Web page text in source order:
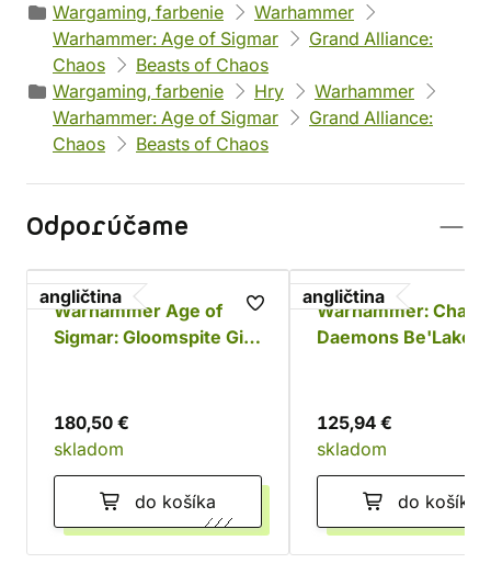
Wargaming, farbenie
Warhammer
Warhammer: Age of Sigmar
Grand Alliance:
Chaos
Beasts of Chaos
Wargaming, farbenie
Hry
Warhammer
Warhammer: Age of Sigmar
Grand Alliance:
Chaos
Beasts of Chaos
Odporúčame
angličtina
Warhammer Age of
Sigmar: Gloomspite Gitz
180,50 €
skladom
do košíka
angličtina
Warhammer: Chaos
Daemons Be'Lakor
125,94 €
skladom
do košíka